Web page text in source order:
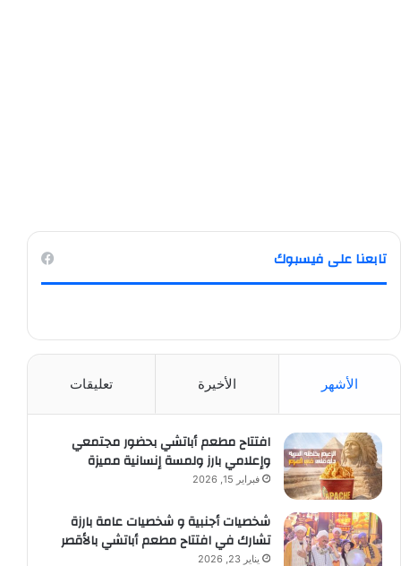
تابعنا على فيسبوك
الأشهر الأخيرة تعليقات
افتتاح مطعم أباتشي بحضور مجتمعي
وإعلامي بارز ولمسة إنسانية مميزة
فبراير 15, 2026
شخصيات أجنبية و شخصيات عامة بارزة
تشارك في افتتاح مطعم أباتشي بالأقصر
يناير 23, 2026